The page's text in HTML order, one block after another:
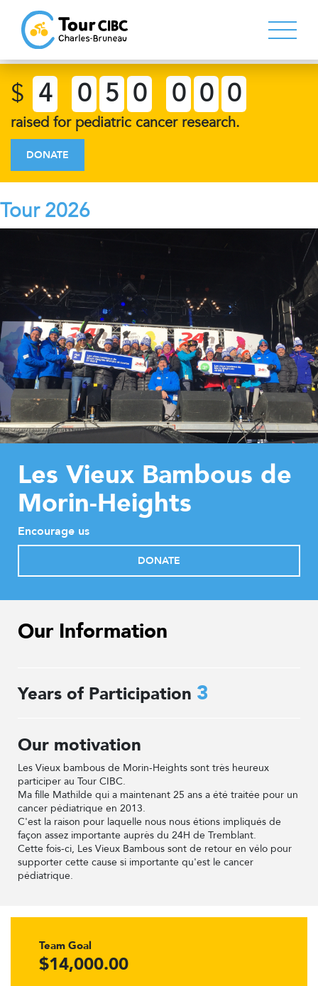
$ 4 0 5 0 0 0 0
raised for pediatric cancer research.
DONATE
Tour 2026
Les Vieux Bambous de
Morin-Heights
Encourage us
DONATE
Our Information
Years of Participation 3
Our motivation
Les Vieux bambous de Morin-Heights sont très heureux
participer au Tour CIBC.
Ma fille Mathilde qui a maintenant 25 ans a été traitée pour un
cancer pédiatrique en 2013.
C'est la raison pour laquelle nous nous étions impliqués de
façon assez importante auprès du 24H de Tremblant.
Cette fois-ci, Les Vieux Bambous sont de retour en vélo pour
supporter cette cause si importante qu'est le cancer
pédiatrique.
Team Goal
$14,000.00